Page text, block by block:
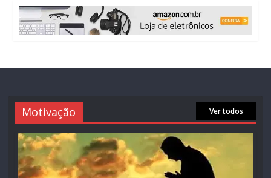
Motivação Ver todos